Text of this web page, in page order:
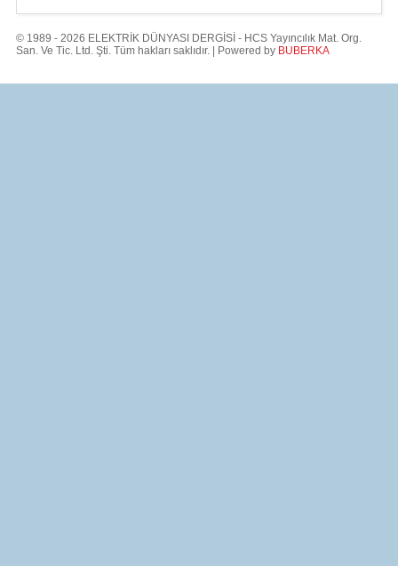
© 1989 - 2026 ELEKTRİK DÜNYASI DERGİSİ - HCS Yayıncılık Mat. Org.
San. Ve Tic. Ltd. Şti. Tüm hakları saklıdır. | Powered by BUBERKA